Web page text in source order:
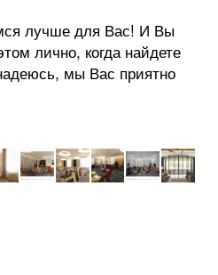
лучше для Вас! И Вы
лично, когда найдете
мы Вас приятно